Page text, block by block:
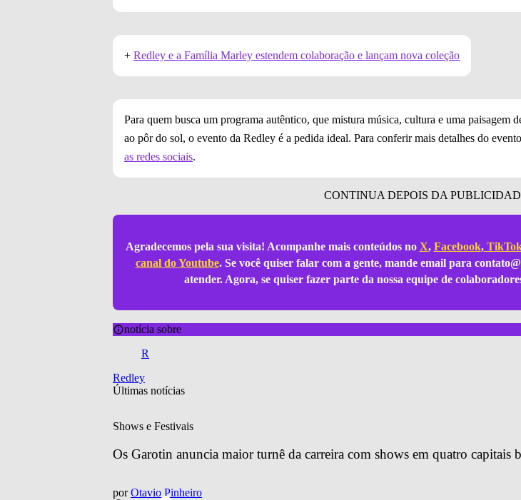
+ Redley e a Família Marley estendem colaboração e lançam nova coleção
Para quem busca um programa autêntico, que mistura música, cultura e uma paisagem
ao pôr do sol, o evento da Redley é a pedida ideal. Para conferir mais detalhes do
as redes sociais.
Agradecemos pela sua visita! Acompanhe mais conteúdos no X, Facebook,
canal do Youtube. Se você quiser falar com a gente, mande email para
atender. Agora, se quiser fazer parte da nossa equipe de
notícia sobre
R
Redley
Últimas notícias
Shows e Festivais
Os Garotin anuncia maior turnê da carreira com shows em quatro capitais
por Otavio Pinheiro